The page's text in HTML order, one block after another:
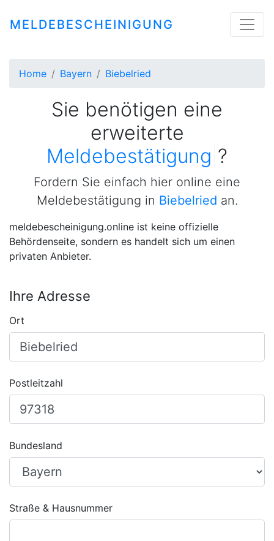
MELDEBESCHEINIGUNG
Home Bayern Biebelried
Sie benötigen eine
erweiterte
Meldebes|?
Fordern Sie einfach hier online eine
Meldebestätigung in Biebelried an.
meldebescheinigung.online ist keine offizielle
Behördenseite, sondern es handelt sich um einen
privaten Anbieter.
Ihre Adresse
Ort
Postleitzahl
Bundesland
Straße & Hausnummer